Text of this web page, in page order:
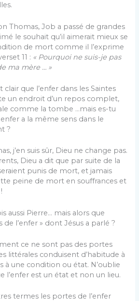
Thomas, Job a passé de grandes
le souhait qu’il aimerait mieux se
de mort comme il l’exprime
11 : « Pourquoi ne suis-je pas
ma mère … »
clair que l’enfer dans les Saintes
un endroit d’un repos complet,
comme la tombe …mais es-tu
a la même sens dans le
?
j’en suis sûr, Dieu ne change pas.
Dieu a dit que par suite de la
punis de mort, et jamais
peine de mort en souffrances et
aussi Pierre… mais alors que
de l’enfer » dont Jésus a parlé ?
ce ne sont pas des portes
littérales conduisent d’habitude à
à une condition ou état. N’oublie
l’enfer est un état et non un lieu.
termes les portes de l’enfer